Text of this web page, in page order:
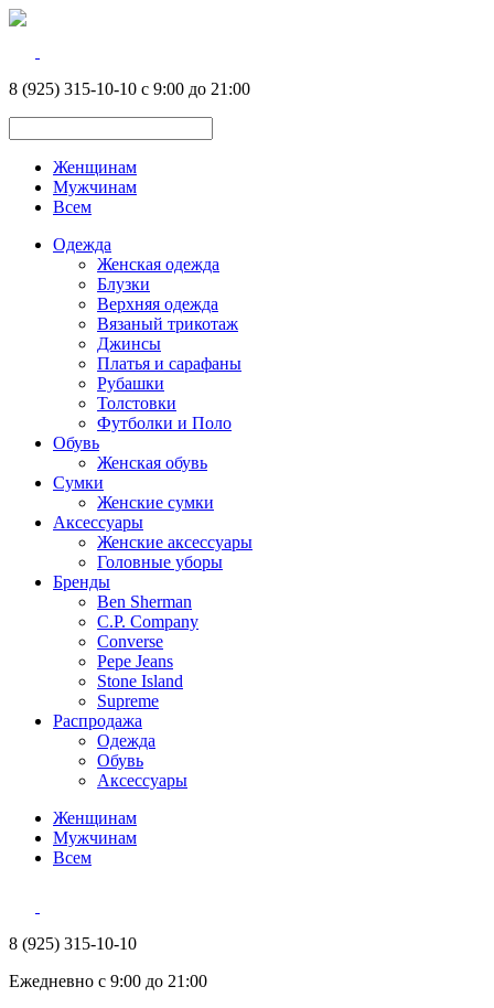
8 (925) 315-10-10 с 9:00 до 21:00
Женщинам
Мужчинам
Всем
Одежда
Женская одежда
Блузки
Верхняя одежда
Вязаный трикотаж
Джинсы
Платья и сарафаны
Рубашки
Толстовки
Футболки и Поло
Обувь
Женская обувь
Сумки
Женские сумки
Аксессуары
Женские аксессуары
Головные уборы
Бренды
Ben Sherman
C.P. Company
Converse
Pepe Jeans
Stone Island
Supreme
Распродажа
Одежда
Обувь
Аксессуары
Женщинам
Мужчинам
Всем
8 (925) 315-10-10
Ежедневно с 9:00 до 21:00